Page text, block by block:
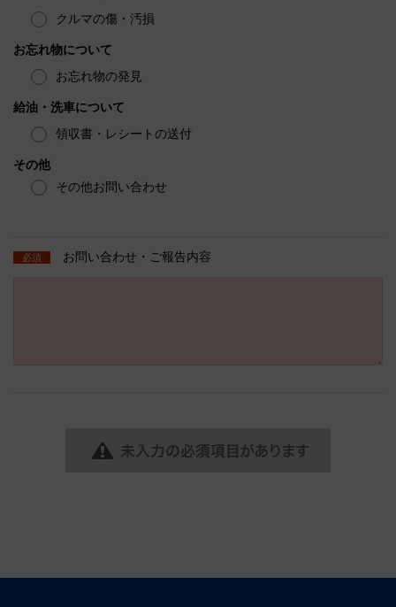
クルマの傷・汚損
お忘れ物について
お忘れ物の発見
給油・洗車について
領収書・レシートの送付
その他
その他お問い合わせ
必須 お問い合わせ・ご報告内容